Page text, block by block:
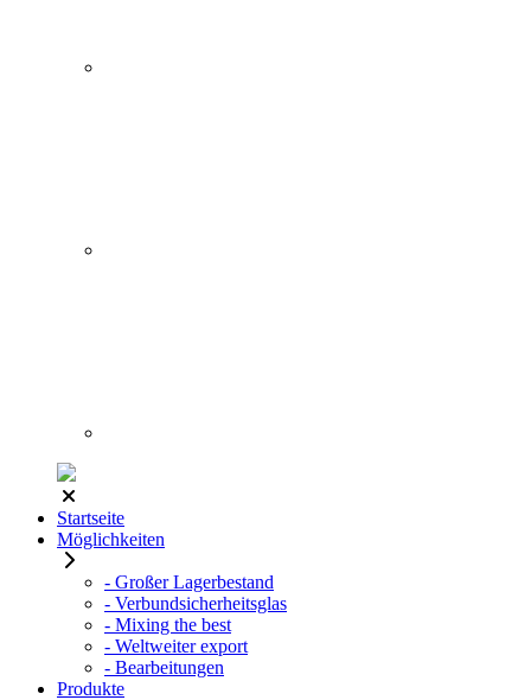
Startseite
Möglichkeiten
- Großer Lagerbestand
- Verbundsicherheitsglas
- Mixing the best
- Weltweiter export
- Bearbeitungen
Produkte